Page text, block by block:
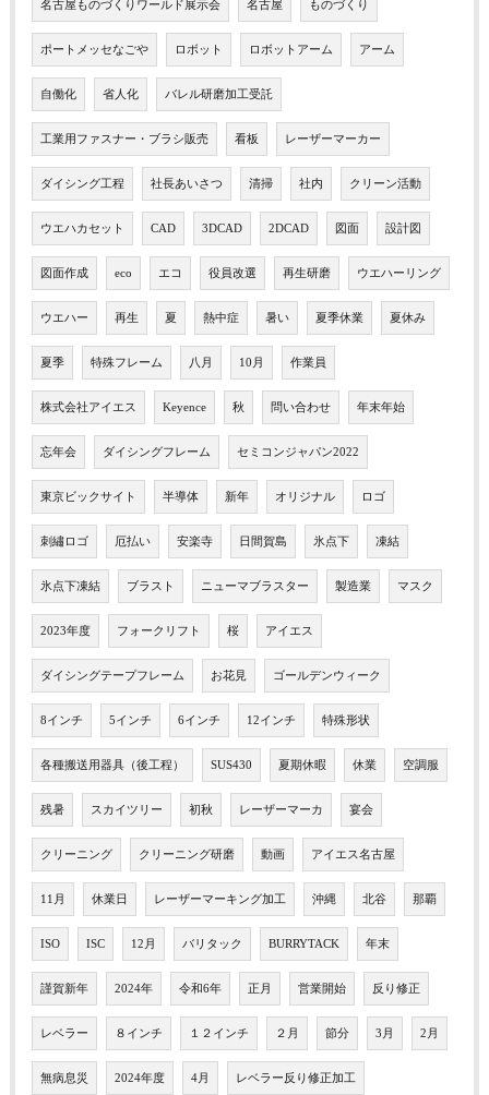
名古屋ものづくりワールド展示会 名古屋 ものづくり
ポートメッセなごや ロボット ロボットアーム アーム
自働化 省人化 バレル研磨加工受託
工業用ファスナー・ブラシ販売 看板 レーザーマーカー
ダイシング工程 社長あいさつ 清掃 社内 クリーン活動
ウエハカセット CAD 3DCAD 2DCAD 図面 設計図
図面作成 eco エコ 役員改選 再生研磨 ウエハーリング
ウエハー 再生 夏 熱中症 暑い 夏季休業 夏休み
夏季 特殊フレーム 八月 10月 作業員
株式会社アイエス Keyence 秋 問い合わせ 年末年始
忘年会 ダイシングフレーム セミコンジャパン2022
東京ビックサイト 半導体 新年 オリジナル ロゴ
刺繡ロゴ 厄払い 安楽寺 日間賀島 氷点下 凍結
氷点下凍結 ブラスト ニューマブラスター 製造業 マスク
2023年度 フォークリフト 桜 アイエス
ダイシングテープフレーム お花見 ゴールデンウィーク
8インチ 5インチ 6インチ 12インチ 特殊形状
各種搬送用器具（後工程） SUS430 夏期休暇 休業 空調服
残暑 スカイツリー 初秋 レーザーマーカ 宴会
クリーニング クリーニング研磨 動画 アイエス名古屋
11月 休業日 レーザーマーキング加工 沖縄 北谷 那覇
ISO ISC 12月 バリタック BURRYTACK 年末
謹賀新年 2024年 令和6年 正月 営業開始 反り修正
レベラー ８インチ １２インチ ２月 節分 3月 2月
無病息災 2024年度 4月 レベラー反り修正加工